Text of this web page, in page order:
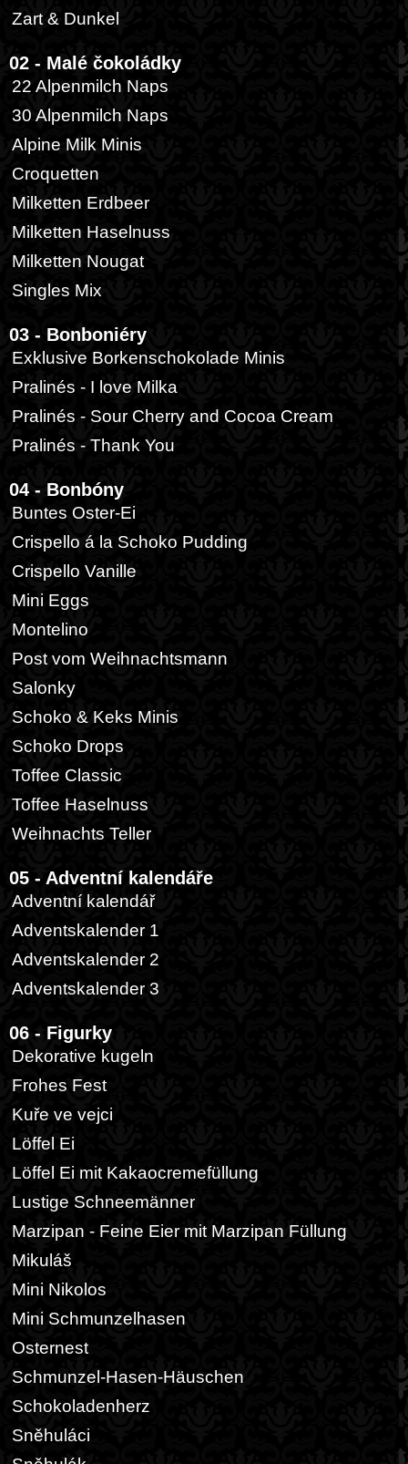
Zart & Dunkel
02 - Malé čokoládky
22 Alpenmilch Naps
30 Alpenmilch Naps
Alpine Milk Minis
Croquetten
Milketten Erdbeer
Milketten Haselnuss
Milketten Nougat
Singles Mix
03 - Bonboniéry
Exklusive Borkenschokolade Minis
Pralinés - I love Milka
Pralinés - Sour Cherry and Cocoa Cream
Pralinés - Thank You
04 - Bonbóny
Buntes Oster-Ei
Crispello á la Schoko Pudding
Crispello Vanille
Mini Eggs
Montelino
Post vom Weihnachtsmann
Salonky
Schoko & Keks Minis
Schoko Drops
Toffee Classic
Toffee Haselnuss
Weihnachts Teller
05 - Adventní kalendáře
Adventní kalendář
Adventskalender 1
Adventskalender 2
Adventskalender 3
06 - Figurky
Dekorative kugeln
Frohes Fest
Kuře ve vejci
Löffel Ei
Löffel Ei mit Kakaocremefüllung
Lustige Schneemänner
Marzipan - Feine Eier mit Marzipan Füllung
Mikuláš
Mini Nikolos
Mini Schmunzelhasen
Osternest
Schmunzel-Hasen-Häuschen
Schokoladenherz
Sněhuláci